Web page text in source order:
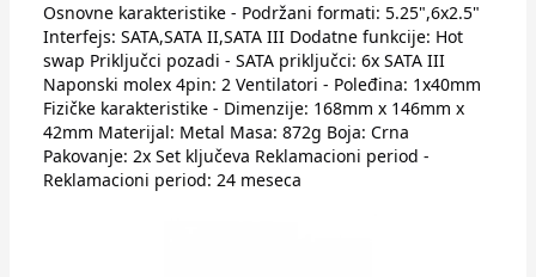
Osnovne karakteristike - Podržani formati: 5.25",6x2.5"
Interfejs: SATA,SATA II,SATA III Dodatne funkcije: Hot
swap Priključci pozadi - SATA priključci: 6x SATA III
Naponski molex 4pin: 2 Ventilatori - Poleđina: 1x40mm
Fizičke karakteristike - Dimenzije: 168mm x 146mm x
42mm Materijal: Metal Masa: 872g Boja: Crna
Pakovanje: 2x Set ključeva Reklamacioni period -
Reklamacioni period: 24 meseca